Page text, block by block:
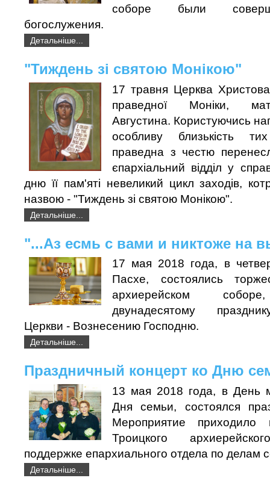
соборе были
богослужения.
Детальніше...
"Тиждень зі святою Монікою"
17 травня Церква Христова
праведної Моніки,
Августина. Користуючись
особливу близькість
праведна з честю
єпархіальний відділ у
дню її пам'яті невеликий цикл заходів,
назвою - "Тиждень зі святою Монікою".
Детальніше...
"...Аз есмь с вами и никтоже на
17 мая 2018 года, в
Пасхе, состоялись
архиерейском
двунадесятому
Церкви - Вознесению Господню.
Детальніше...
Праздничный концерт ко Дню
13 мая 2018 года, в День
Дня семьи, состоялся
Мероприятие
Троицкого
поддержке епархиального отдела по делам
Детальніше...